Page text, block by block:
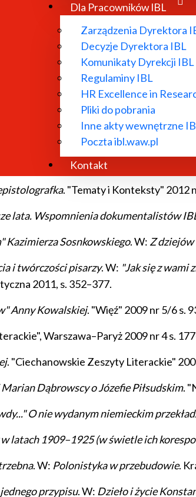
Dla Pracowników IBL
Zarządzenia Dyrektora
Decyzje Dyrektora IBL
Komunikaty Dyrekcji IBL
Regulaminy IBL
HR Excellence in
Pliki do pobrania
Inne akty wewnętrzne
Poczta ibl.waw.pl
Kontakt
170–174.
polscy we wspomnieniach
nie obroniła Marka Hłaski? W:
. W:Literatura w granicach prawa
. "Tematy i Konteksty" 2012
lata. Wspomnienia dokumentalistów
Kazimierza Sosnkowskiego. W: Z dziejów
i twórczości pisarzy. W: "Jak się z wami
2011, s. 352–377.
Anny Kowalskiej. "Więź" 2009 nr 5/6 s.
Warszawa–Paryż 2009 nr 4 s.
. "Ciechanowskie Zeszyty Literackie"
Dąbrowscy o Józefie Piłsudskim.
O nie wydanym niemieckim
latach 1909–1925 (w świetle ich
. W: Polonistyka w przebudowie.
przypisu. W: Dzieło i życie